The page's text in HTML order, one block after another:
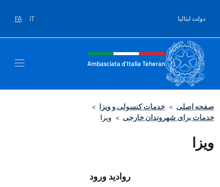
دولت ایتالیا IT
FA
Header, social and menu of site
Ambasciata d'Italia Teheran
صفحه اصلی > خدمات کنسولی و ویزا >
خدمات برای شهروندان خارجی > ویزا
ویزا
روادید ورود